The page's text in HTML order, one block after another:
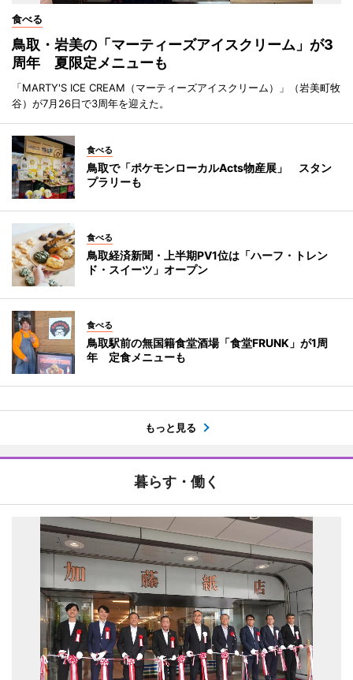
食べる
鳥取・岩美の「マーティーズアイスクリーム」が3
周年 夏限定メニューも
「MARTY'S ICE CREAM（マーティーズアイスクリーム）」（岩美町牧
谷）が7月26日で3周年を迎えた。
食べる
鳥取で「ポケモンローカルActs物産展」 スタン
プラリーも
食べる
鳥取経済新聞・上半期PV1位は「ハーフ・トレン
ド・スイーツ」オープン
食べる
鳥取駅前の無国籍食堂酒場「食堂FRUNK」が1周
年 定食メニューも
もっと見る
暮らす・働く